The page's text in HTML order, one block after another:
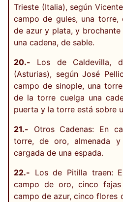
Trieste (Italia), según
campo de gules, una torre,
de azur y plata, y
una cadena, de sable.
20.- Los de Caldevilla,
(Asturias), según José
campo de sinople, una
de la torre cuelga una
puerta y la torre está sobre
21.- Otros Cadenas: En
torre, de oro, almenada y
cargada de una espada.
22.- Los de Pitilla traen:
campo de oro, cinco
campo de azur, cinco flores